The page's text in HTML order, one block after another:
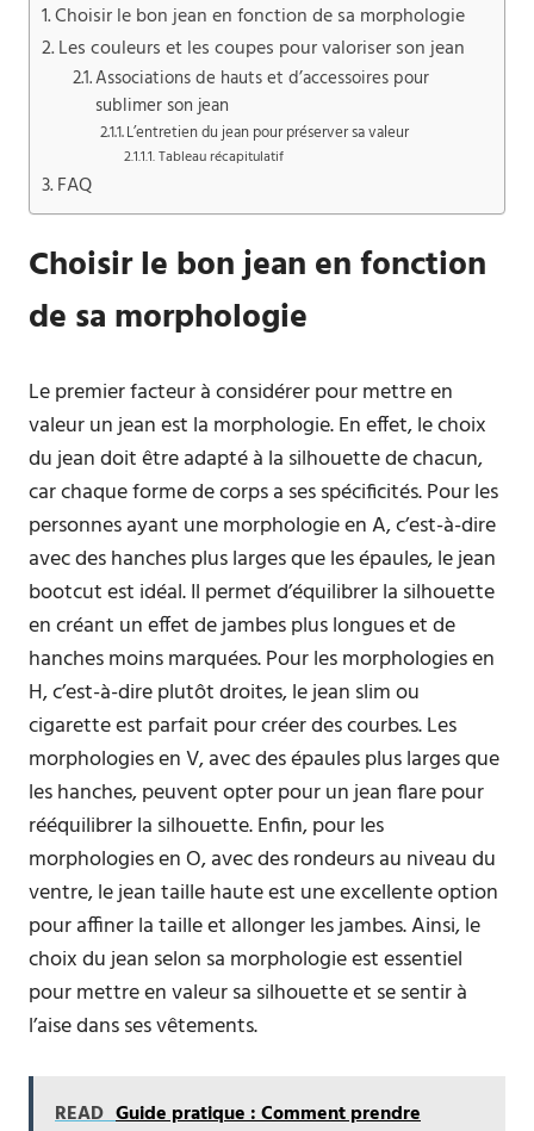
Choisir le bon jean en fonction de sa morphologie
Les couleurs et les coupes pour valoriser son jean
Associations de hauts et d’accessoires pour
sublimer son jean
L’entretien du jean pour préserver sa valeur
Tableau récapitulatif
FAQ
Choisir le bon jean en fonction
de sa morphologie
Le premier facteur à considérer pour mettre en
valeur un jean est la morphologie. En effet, le choix
du jean doit être adapté à la silhouette de chacun,
car chaque forme de corps a ses spécificités. Pour les
personnes ayant une morphologie en A, c’est-à-dire
avec des hanches plus larges que les épaules, le jean
bootcut est idéal. Il permet d’équilibrer la silhouette
en créant un effet de jambes plus longues et de
hanches moins marquées. Pour les morphologies en
H, c’est-à-dire plutôt droites, le jean slim ou
cigarette est parfait pour créer des courbes. Les
morphologies en V, avec des épaules plus larges que
les hanches, peuvent opter pour un jean flare pour
rééquilibrer la silhouette. Enfin, pour les
morphologies en O, avec des rondeurs au niveau du
ventre, le jean taille haute est une excellente option
pour affiner la taille et allonger les jambes. Ainsi, le
choix du jean selon sa morphologie est essentiel
pour mettre en valeur sa silhouette et se sentir à
l’aise dans ses vêtements.
READ Guide pratique : Comment prendre